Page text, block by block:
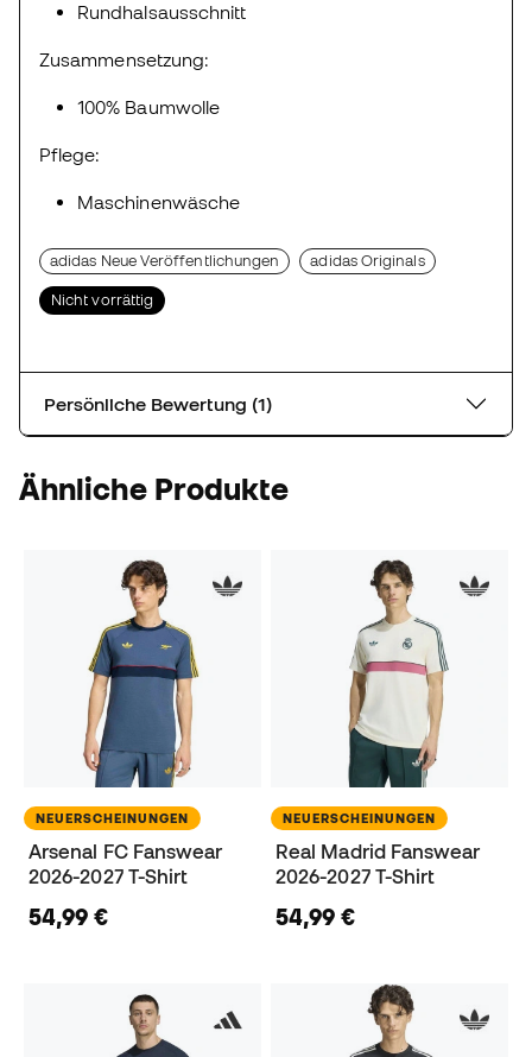
Rundhalsausschnitt
Zusammensetzung:
100% Baumwolle
Pflege:
Maschinenwäsche
adidas Neue Veröffentlichungen adidas Originals
Nicht vorrättig
Persönliche Bewertung (1)
Ähnliche Produkte
NEUERSCHEINUNGEN
Arsenal FC Fanswear
2026-2027 T-Shirt
54,99 €
NEUERSCHEINUNGEN
Real Madrid Fanswear
2026-2027 T-Shirt
54,99 €